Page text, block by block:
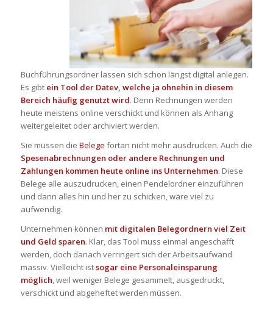
Buchführungsordnerlassen sich schon längst digital anlegen.
Es gibt ein Tool der Datev, welche ja ohnehin in diesem
Bereich häufig genutzt wird. Denn Rechnungen werden
heute meistens online verschickt und können als Anhang
weitergeleitet oder archiviert werden.
Sie müssen die Belege fortan nicht mehr ausdrucken. Auch die
Spesenabrechnungen oder andere Rechnungen und
Zahlungen kommen heute online ins Unternehmen. Diese
Belege alle auszudrucken, einen Pendelordnereinzuführen
und dann alles hin und her zu schicken, wäre viel zu
aufwendig.
Unternehmen können mit digitalen Belegordnern viel Zeit
und Geld sparen. Klar, das Tool muss einmal angeschafft
werden, doch danach verringert sich der Arbeitsaufwand
massiv. Vielleicht istsogar eine Personaleinsparung
möglich, weil weniger Belege gesammelt, ausgedruckt,
verschickt und abgeheftet werden müssen.